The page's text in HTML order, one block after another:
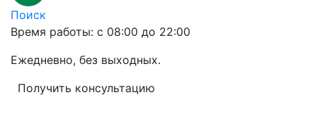
Поиск
Время работы: с 08:00 до 22:00
Ежедневно, без выходных.
Получить консультацию